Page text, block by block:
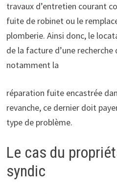
travaux d’entretien courant
fuite de robinet ou le
plomberie. Ainsi donc, le
de la facture d’une recherche
notamment la
réparation fuite encastrée
revanche, ce dernier doit
type de problème.
Le cas du
syndic